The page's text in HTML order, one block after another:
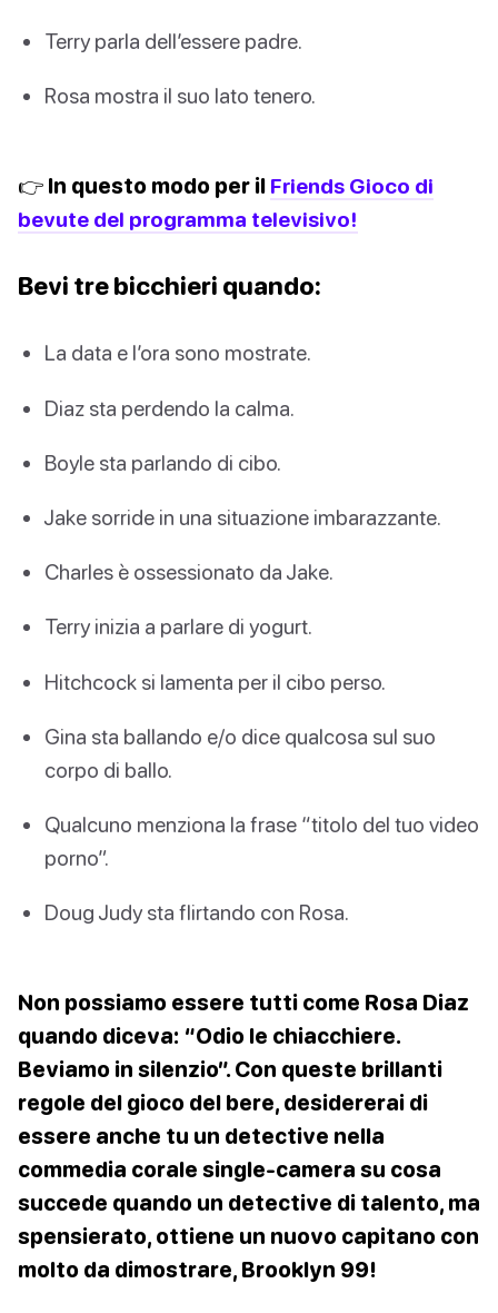
Terry parla dell’essere padre.
Rosa mostra il suo lato tenero.
👉 In questo modo per il Friends Gioco di
bevute del programma televisivo!
Bevi tre bicchieri quando:
La data e l’ora sono mostrate.
Diaz sta perdendo la calma.
Boyle sta parlando di cibo.
Jake sorride in una situazione imbarazzante.
Charles è ossessionato da Jake.
Terry inizia a parlare di yogurt.
Hitchcock si lamenta per il cibo perso.
Gina sta ballando e/o dice qualcosa sul suo
corpo di ballo.
Qualcuno menziona la frase “titolo del tuo video
porno”.
Doug Judy sta flirtando con Rosa.
Non possiamo essere tutti come Rosa Diaz
quando diceva: “Odio le chiacchiere.
Beviamo in silenzio”. Con queste brillanti
regole del gioco del bere, desidererai di
essere anche tu un detective nella
commedia corale single-camera su cosa
succede quando un detective di talento, ma
spensierato, ottiene un nuovo capitano con
molto da dimostrare, Brooklyn 99!